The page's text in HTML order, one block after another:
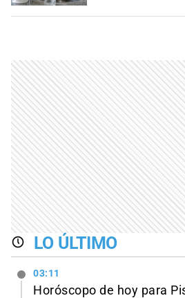
LO ÚLTIMO
03:11
Horóscopo de hoy para